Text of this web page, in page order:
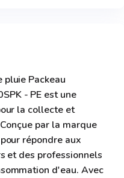
pluie Packeau
- PE est une
la collecte et
par la marque
répondre aux
et des professionnels
d'eau. Avec